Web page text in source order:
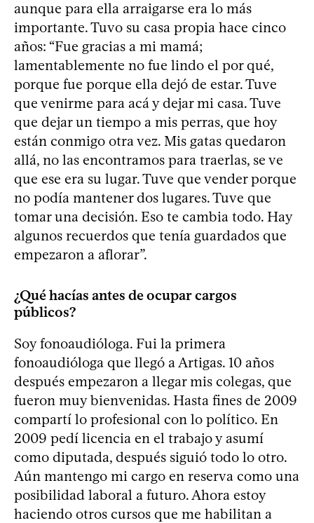
aunque para ella arraigarse era lo más
importante. Tuvo su casa propia hace cinco
años: “Fue gracias a mi mamá;
lamentablemente no fue lindo el por qué,
porque fue porque ella dejó de estar. Tuve
que venirme para acá y dejar mi casa. Tuve
que dejar un tiempo a mis perras, que hoy
están conmigo otra vez. Mis gatas quedaron
allá, no las encontramos para traerlas, se ve
que ese era su lugar. Tuve que vender porque
no podía mantener dos lugares. Tuve que
tomar una decisión. Eso te cambia todo. Hay
algunos recuerdos que tenía guardados que
empezaron a aflorar”.
¿Qué hacías antes de ocupar cargos
públicos?
Soy fonoaudióloga. Fui la primera
fonoaudióloga que llegó a Artigas. 10 años
después empezaron a llegar mis colegas, que
fueron muy bienvenidas. Hasta fines de 2009
compartí lo profesional con lo político. En
2009 pedí licencia en el trabajo y asumí
como diputada, después siguió todo lo otro.
Aún mantengo mi cargo en reserva como una
posibilidad laboral a futuro. Ahora estoy
haciendo otros cursos que me habilitan a